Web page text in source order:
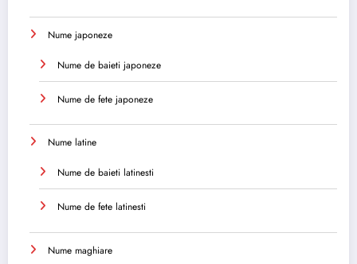
Nume japoneze
Nume de baieti japoneze
Nume de fete japoneze
Nume latine
Nume de baieti latinesti
Nume de fete latinesti
Nume maghiare